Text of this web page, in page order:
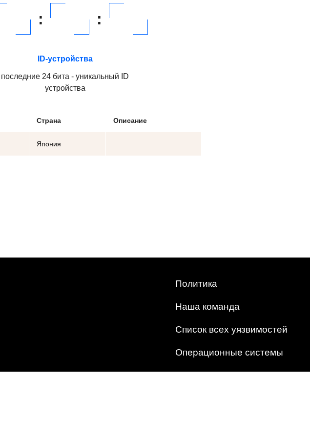
: :
ID-устройства
последние 24 бита - уникальный ID
устройства
Страна Описание
Япония
Политика
Наша команда
Список всех уязвимостей
Операционные системы